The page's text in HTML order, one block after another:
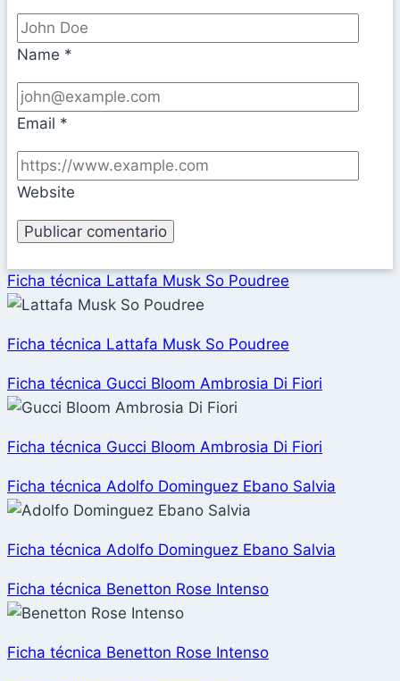
Name *
Email *
Website
Ficha técnica Lattafa Musk So Poudree
Ficha técnica Lattafa Musk So Poudree
Ficha técnica Gucci Bloom Ambrosia Di Fiori
Ficha técnica Gucci Bloom Ambrosia Di Fiori
Ficha técnica Adolfo Dominguez Ebano Salvia
Ficha técnica Adolfo Dominguez Ebano Salvia
Ficha técnica Benetton Rose Intenso
Ficha técnica Benetton Rose Intenso